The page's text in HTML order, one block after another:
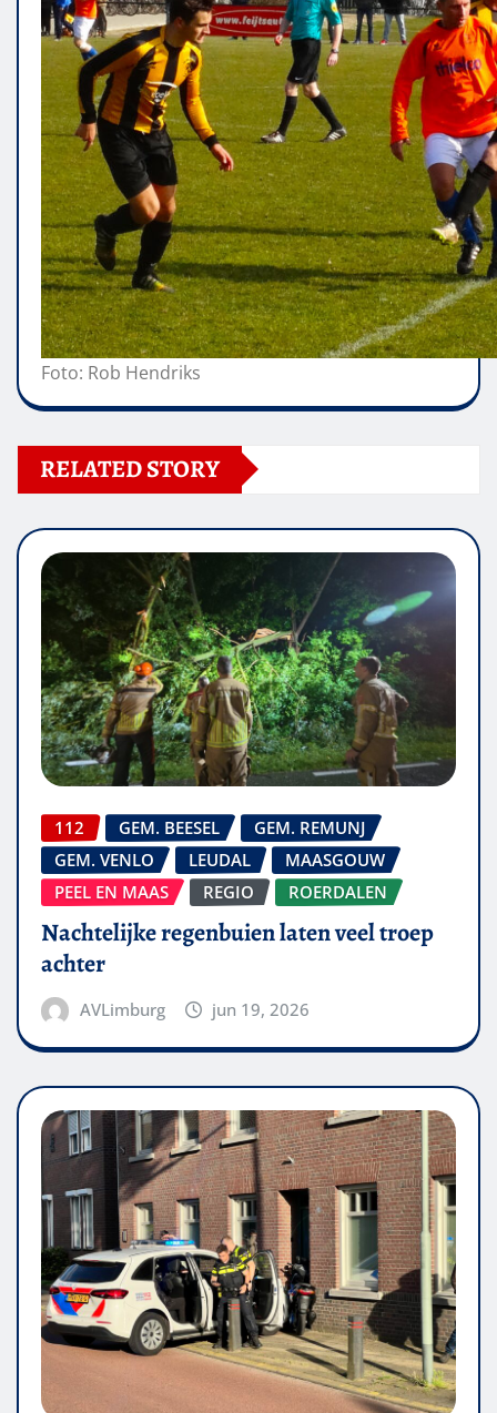
Foto: Rob Hendriks
RELATED STORY
112 GEM. BEESEL
GEM. REMUNJ
GEM. VENLO
LEUDAL
MAASGOUW
PEEL EN MAAS
REGIO ROERDALEN
Nachtelijke regenbuien laten veel troep
achter
AVLimburg jun 19, 2026